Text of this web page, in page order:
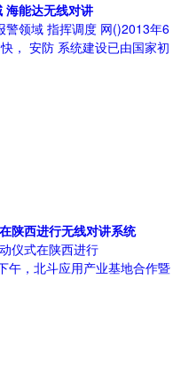
海能达无线对讲
警领域 指挥调度 网()2013年6
， 安防 系统建设已由国家初
陕西进行无线对讲系统
仪式在陕西进行
午，北斗应用产业基地合作暨